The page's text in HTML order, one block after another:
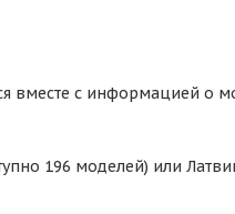
вместе с информацией о
196 моделей) или